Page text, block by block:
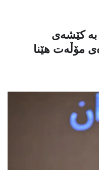
بە کێشەی
مۆڵەت هێنا